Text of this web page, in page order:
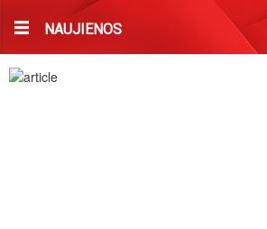
NAUJIENOS